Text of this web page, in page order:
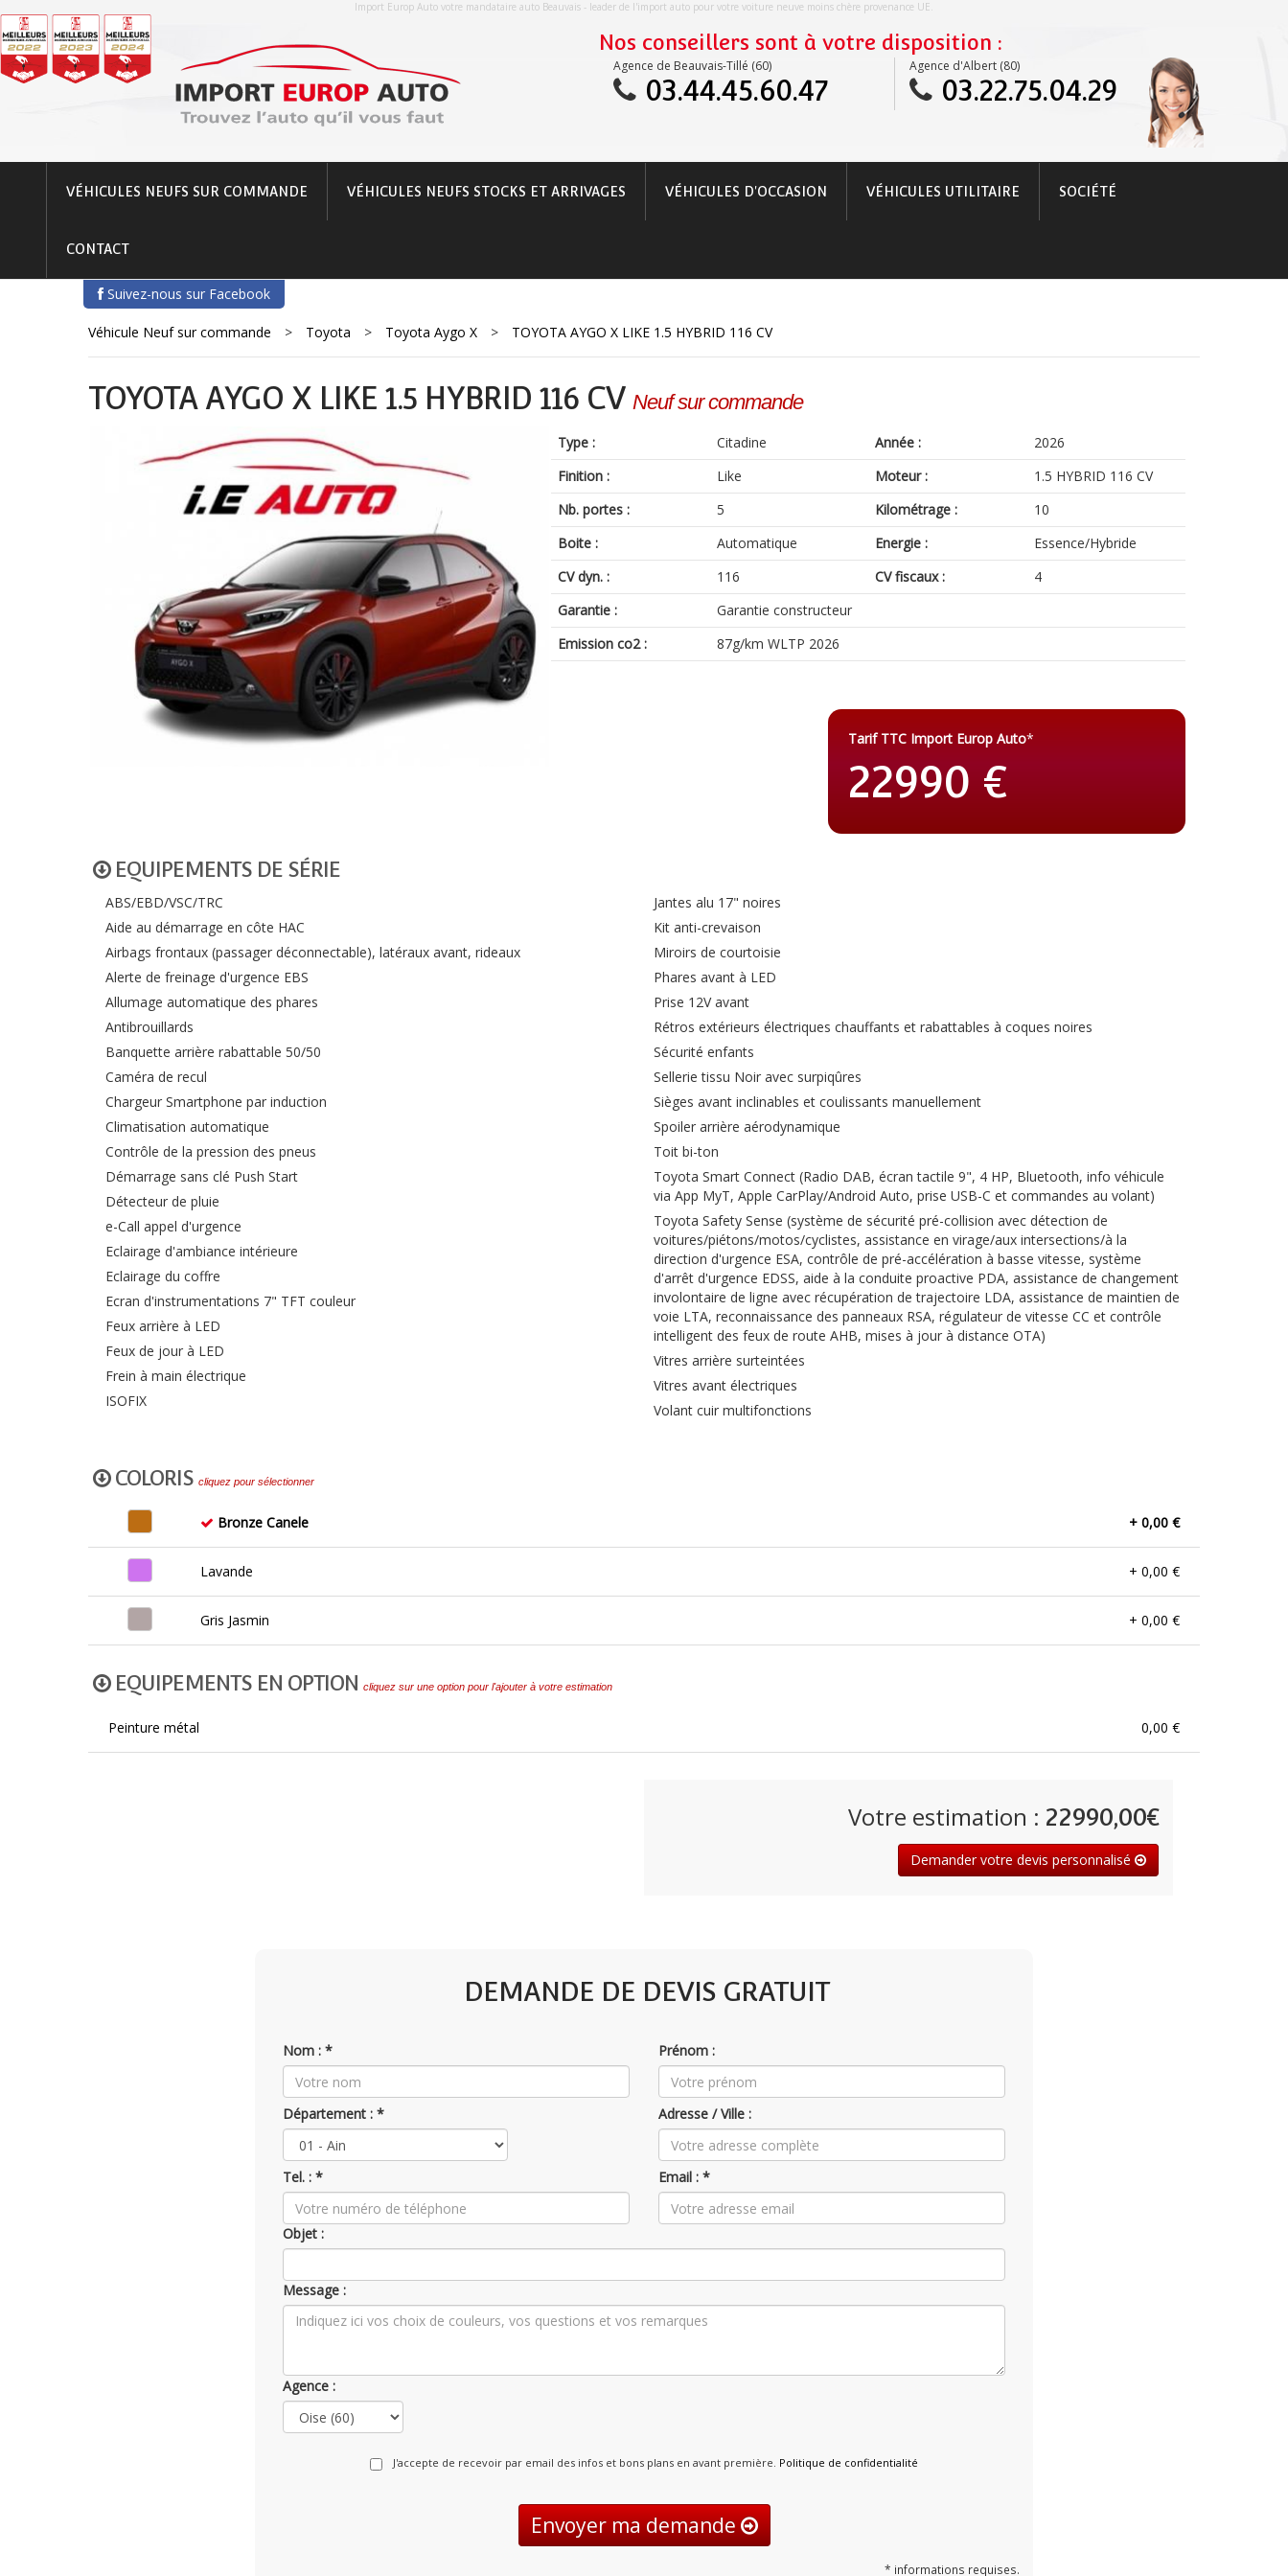
Import Europ Auto votre mandataire auto Beauvais - leader de l'import auto pour votre voiture neuve moins chère provenance UE.
Nos conseillers sont à votre disposition :
Agence de Beauvais-Tillé (60)
03.44.45.60.47
Agence d'Albert (80)
03.22.75.04.29
VÉHICULES NEUFS SUR COMMANDE VÉHICULES NEUFS STOCKS ET ARRIVAGES VÉHICULES D'OCCASION VÉHICULES UTILITAIRE SOCIÉTÉ
CONTACT
Suivez-nous sur Facebook
Véhicule Neuf sur commande > Toyota > Toyota Aygo X > TOYOTA AYGO X LIKE 1.5 HYBRID 116 CV
TOYOTA AYGO X LIKE 1.5 HYBRID 116 CV Neuf sur commande
Type : Citadine Année :
2026
Finition :
Like Moteur :
1.5 HYBRID 116 CV
Nb. portes :
5 Kilométrage :
10
Boite :
Automatique Energie :
Essence/Hybride
CV dyn. :
116 CV fiscaux :
4
Garantie :
Garantie constructeur
Emission co2 :
87g/km WLTP 2026
Tarif TTC Import Europ Auto*
22990 €
EQUIPEMENTS DE SÉRIE
ABS/EBD/VSC/TRC
Aide au démarrage en côte HAC
Airbags frontaux (passager déconnectable), latéraux avant, rideaux
Alerte de freinage d'urgence EBS
Allumage automatique des phares
Antibrouillards
Banquette arrière rabattable 50/50
Caméra de recul
Chargeur Smartphone par induction
Climatisation automatique
Contrôle de la pression des pneus
Démarrage sans clé Push Start
Détecteur de pluie
e-Call appel d'urgence
Eclairage d'ambiance intérieure
Eclairage du coffre
Ecran d'instrumentations 7" TFT couleur
Feux arrière à LED
Feux de jour à LED
Frein à main électrique
ISOFIX
Jantes alu 17" noires
Kit anti-crevaison
Miroirs de courtoisie
Phares avant à LED
Prise 12V avant
Rétros extérieurs électriques chauffants et rabattables à coques noires
Sécurité enfants
Sellerie tissu Noir avec surpiqûres
Sièges avant inclinables et coulissants manuellement
Spoiler arrière aérodynamique
Toit bi-ton
Toyota Smart Connect (Radio DAB, écran tactile 9", 4 HP, Bluetooth, info véhicule
via App MyT, Apple CarPlay/Android Auto, prise USB-C et commandes au volant)
Toyota Safety Sense (système de sécurité pré-collision avec détection de
voitures/piétons/motos/cyclistes, assistance en virage/aux intersections/à la
direction d'urgence ESA, contrôle de pré-accélération à basse vitesse, système
d'arrêt d'urgence EDSS, aide à la conduite proactive PDA, assistance de changement
involontaire de ligne avec récupération de trajectoire LDA, assistance de maintien de
voie LTA, reconnaissance des panneaux RSA, régulateur de vitesse CC et contrôle
intelligent des feux de route AHB, mises à jour à distance OTA)
Vitres arrière surteintées
Vitres avant électriques
Volant cuir multifonctions
COLORIS cliquez pour sélectionner
Bronze Canele + 0,00 €
Lavande + 0,00 €
Gris Jasmin + 0,00 €
EQUIPEMENTS EN OPTION cliquez sur une option pour l'ajouter à votre estimation
Peinture métal 0,00 €
Votre estimation : 22990,00€
Demander votre devis personnalisé
DEMANDE DE DEVIS GRATUIT
Nom : * Prénom :
Département : * Adresse / Ville :
Tel. : * Email : *
Objet :
Message :
Agence :
J'accepte de recevoir par email des infos et bons plans en avant première. Politique de confidentialité
Envoyer ma demande
* informations requises.